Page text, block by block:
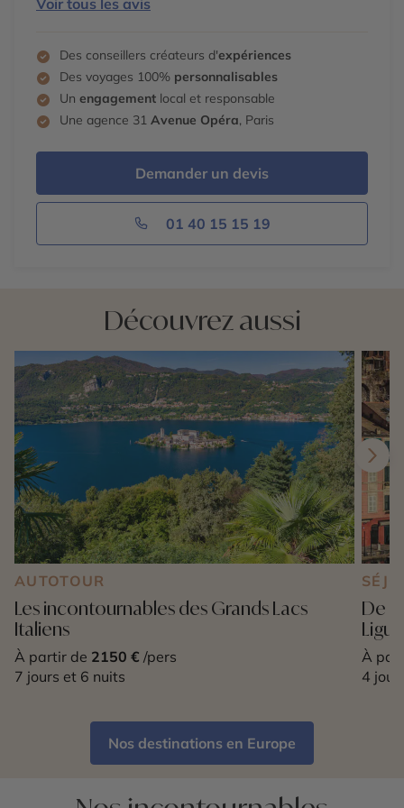
Des conseillers créateurs d'expériences
Des voyages 100% personnalisables
Un engagement local et responsable
Une agence 31 Avenue Opéra, Paris
Demander un devis
01 40 15 15 19
Découvrez aussi
AUTOTOUR
Les incontournables des Grands Lacs
Italiens
À partir de 2150 € /pers
7 jours et 6 nuits
De
À
4
Nos destinations en Europe